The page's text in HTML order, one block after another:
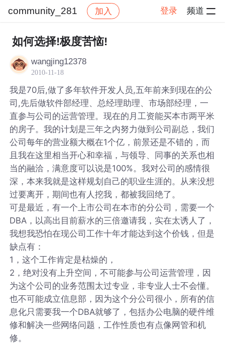
community_281 加入 登录 频道
社区 community_281
如何选择!极度苦恼!
wangjing12378
2010-11-18
我是70后,做了多年软件开发人员,五年前来到现在的公
司,先后做软件部经理、总经理助理、市场部经理，一
直参与公司的运营管理。现在的月工资能买本市两平米
的房子。我的计划是三年之内努力做到公司副总，我们
公司每年的营业额大概在1个亿，前景还是不错的，而
且我在这里相当开心和幸福，与领导、同事的关系也相
当的融洽，满意度可以说是100%。我对公司的感情很
深，本来我就是这样规划自己的职业生涯的。从来没想
过要离开，期间也有人挖我，都被我回绝了。
可是最近，有一个上市公司在本市的分公司，需要一个
DBA，以高出目前薪水的三倍邀请我，实在太诱人了，
我想我恐怕在现公司工作十年才能达到这个价钱，但是
缺点有：
1，这个工作肯定是枯燥的，
2，绝对没有上升空间，不可能参与公司运营管理，因
为这个公司的业务范围太过专业，非专业人士不会懂。
也不可能成立信息部，因为这个分公司很小，所有的信
息化只需要我一个DBA就够了，包括办公电脑的硬件维
修和解决一些网络问题，工作性质也有点像网管和机
修。